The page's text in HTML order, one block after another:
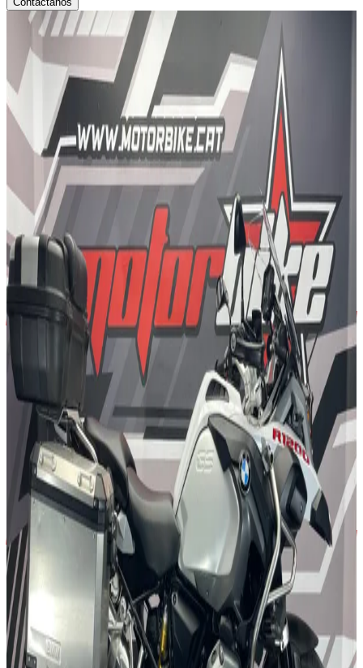
TE PUEDE INTERESAR
MOTOS RELACIONADAS
Descubre otras motocicletas similares que podrían interesarte
2022
KAWASAKI
NINJA 650 ABS
34.140 km
649cc
/
Contado
Financiado
RESERVADA
NT 1100
1905km
1100cc
A
Contado
11.999€
Financiado
240€
/mes
VENDIDA
2021
TRACER 900GT
43.037
/
847cc